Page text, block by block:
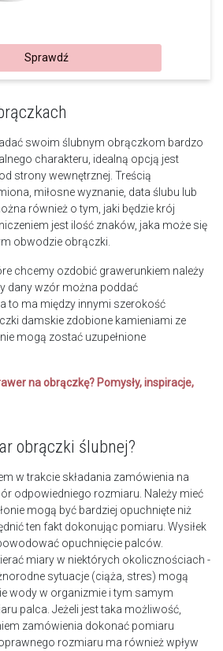
Sprawdź
swoim ślubnym obrączkom bardzo
charakteru, idealną opcją jest
od strony wewnętrznej. Treścią
miłosne wyznanie, data ślubu lub
również o tym, jaki będzie krój
jest ilość znaków, jaka może się
obwodzie obrączki.
chcemy ozdobić grawerunkiem należy
dany wzór można poddać
to ma między innymi szerokość
damskie zdobione kamieniami ze
mogą zostać uzupełnione
na obrączkę? Pomysły, inspiracje,
obrączki ślubnej?
w trakcie składania zamówienia na
odpowiedniego rozmiaru. Należy mieć
mogą być bardziej opuchnięte niż
ten fakt dokonując pomiaru. Wysiłek
opuchnięcie palców.
miary w niektórych okolicznościach -
sytuacje (ciąża, stres) mogą
wody w organizmie i tym samym
palca. Jeżeli jest taka możliwość,
zamówienia dokonać pomiaru
rozmiaru ma również wpływ